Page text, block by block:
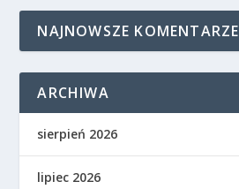
NAJNOWSZE KOMENTARZE
ARCHIWA
sierpień 2026
lipiec 2026